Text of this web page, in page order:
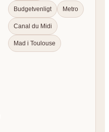
Budgetvenligt Metro
Canal du Midi
Mad i Toulouse